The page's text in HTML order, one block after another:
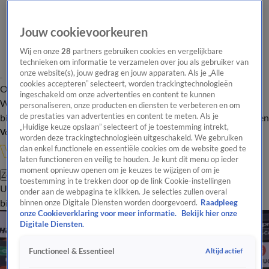
Overzicht Onze programma's Uitzendingen Onze gezichten
In de
WandelgangenInterviewsUitzending
bijwonenPodcastShopVeelgestelde vragenKijkersvraag insturen
Volg Vandaag Inside
Zoeken
UitzendingenVandaag InsideDe OranjezomerShopUitzending
bijwonen
Jouw cookievoorkeuren
Wij en onze28 partners gebruiken cookies en vergelijkbare
technieken om informatie te verzamelen over jou als gebruiker van
onze website(s), jouw gedrag en jouw apparaten. Als je „Alle
cookies accepteren” selecteert, worden trackingtechnologieën
ingeschakeld om onze advertenties en content te kunnen
personaliseren, onze producten en diensten te verbeteren en om
de prestaties van advertenties en content te meten. Als je
„Huidige keuze opslaan” selecteert of je toestemming intrekt,
worden deze trackingtechnologieën uitgeschakeld. We gebruiken
dan enkel functionele en essentiële cookies om de website goed te
laten functioneren en veilig te houden. Je kunt dit menu op ieder
moment opnieuw openen om je keuzes te wijzigen of om je
toestemming in te trekken door op de link Cookie-instellingen
onder aan de webpagina te klikken. Je selecties zullen overal
binnen onze Digitale Diensten worden doorgevoerd. Raadpleeg
onze Cookieverklaring voor meer informatie.
Bekijk hier onze
Digitale Diensten.
Functioneel & Essentieel Altijd actief